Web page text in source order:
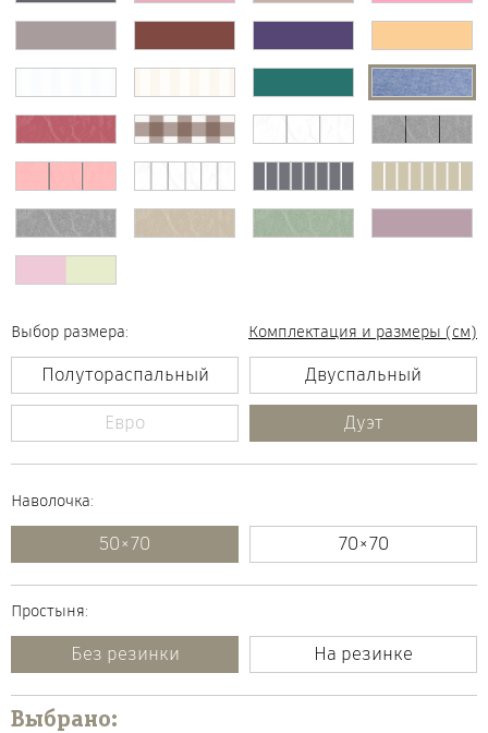
Выбор размера: Комплектация и размеры (см)
Полутораспальный
Двуспальный
Евро
Дуэт
Пододеяльник:
145×205
150×200
175×205
180×200
200×200
200×220
Выбрать количество:
Наволочка:
50×70 70×70
Простыня:
Без резинки На резинке
Выбрано: